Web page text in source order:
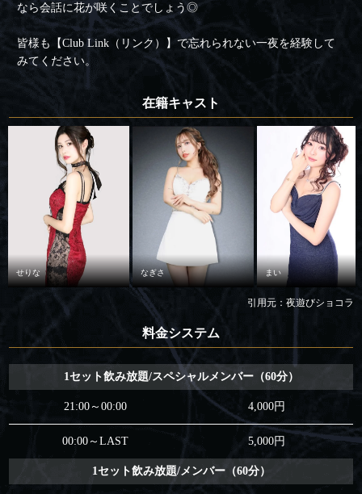
なら会話に花が咲くことでしょう◎
皆様も【Club Link（リンク）】で忘れられない一夜を経験して
みてください。
在籍キャスト
せりな なぎさ まい
引用元：夜遊びショコラ
料金システム
1セット飲み放題/スペシャルメンバー（60分）
21:00～00:00 4,000円
00:00～LAST 5,000円
1セット飲み放題/メンバー（60分）